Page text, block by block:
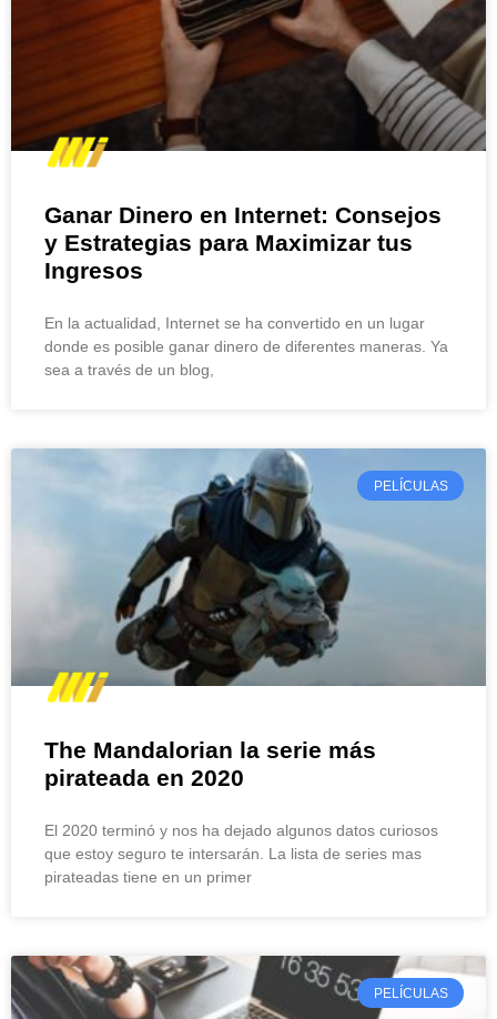
Ganar Dinero en Internet: Consejos
y Estrategias para Maximizar tus
Ingresos
En la actualidad, Internet se ha convertido en un lugar
donde es posible ganar dinero de diferentes maneras. Ya
sea a través de un blog,
PELÍCULAS
The Mandalorian la serie más
pirateada en 2020
El 2020 terminó y nos ha dejado algunos datos curiosos
que estoy seguro te intersarán. La lista de series mas
pirateadas tiene en un primer
PELÍCULAS